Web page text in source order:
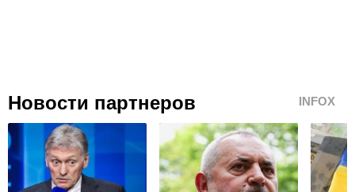
Новости партнеров INFOX